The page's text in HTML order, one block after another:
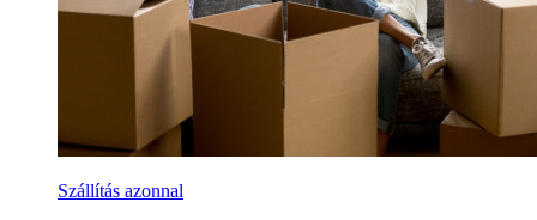
Szállítás azonnal